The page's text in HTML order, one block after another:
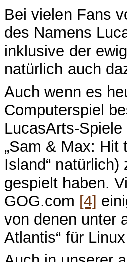
Bei vielen Fans
des Namens
inklusive der
natürlich auch
Auch wenn es
Computerspiel
LucasArts-
„Sam & Max: Hit
Island“
gespielt haben.
GOG.com [4]
von denen unter
Atlantis“ für